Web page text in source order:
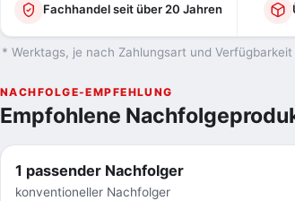
Fachhandel seit über 20 Jahren
* Werktags, je nach Zahlungsart und
NACHFOLGE-EMPFEHLUNG
Empfohlene
1 passender Nachfolger
konventioneller Nachfolger